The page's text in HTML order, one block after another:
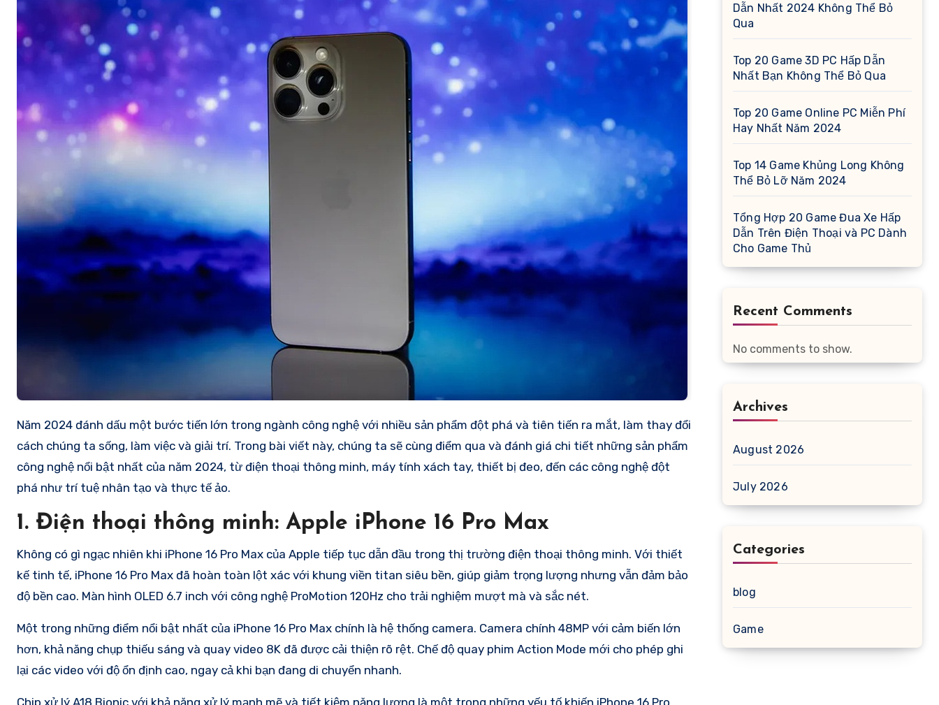
Năm 2024 đánh dấu một bước tiến lớn trong ngành công nghệ với nhiều sản phẩm đột phá và tiên tiến ra mắt, làm thay đổi
cách chúng ta sống, làm việc và giải trí. Trong bài viết này, chúng ta sẽ cùng điểm qua và đánh giá chi tiết những sản phẩm
công nghệ nổi bật nhất của năm 2024, từ điện thoại thông minh, máy tính xách tay, thiết bị đeo, đến các công nghệ đột
phá như trí tuệ nhân tạo và thực tế ảo.
1. Điện thoại thông minh: Apple iPhone 16 Pro Max
Không có gì ngạc nhiên khi iPhone 16 Pro Max của Apple tiếp tục dẫn đầu trong thị trường điện thoại thông minh. Với thiết
kế tinh tế, iPhone 16 Pro Max đã hoàn toàn lột xác với khung viền titan siêu bền, giúp giảm trọng lượng nhưng vẫn đảm bảo
độ bền cao. Màn hình OLED 6.7 inch với công nghệ ProMotion 120Hz cho trải nghiệm mượt mà và sắc nét.
Một trong những điểm nổi bật nhất của iPhone 16 Pro Max chính là hệ thống camera. Camera chính 48MP với cảm biến lớn
hơn, khả năng chụp thiếu sáng và quay video 8K đã được cải thiện rõ rệt. Chế độ quay phim Action Mode mới cho phép ghi
lại các video với độ ổn định cao, ngay cả khi bạn đang di chuyển nhanh.
Chip xử lý A18 Bionic với khả năng xử lý mạnh mẽ và tiết kiệm năng lượng là một trong những yếu tố khiến iPhone 16 Pro
Dẫn Nhất 2024 Không Thể Bỏ
Qua
Top 20 Game 3D PC Hấp Dẫn
Nhất Bạn Không Thể Bỏ Qua
Top 20 Game Online PC Miễn Phí
Hay Nhất Năm 2024
Top 14 Game Khủng Long Không
Thể Bỏ Lỡ Năm 2024
Tổng Hợp 20 Game Đua Xe Hấp
Dẫn Trên Điện Thoại và PC Dành
Cho Game Thủ
Recent Comments
No comments to show.
Archives
August 2026
July 2026
Categories
blog
Game